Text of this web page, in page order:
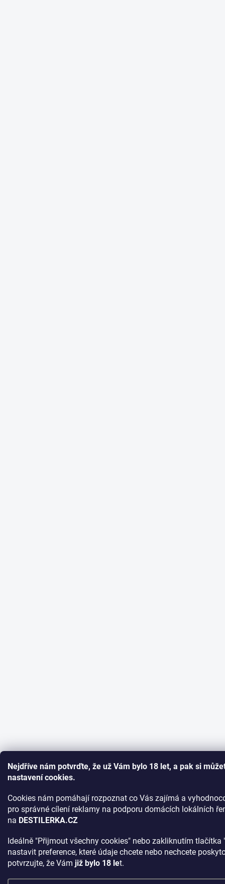
Nejdříve nám potvrďte, že už Vám bylo 18 let, a pak si
nastavení cookies.
Cookies nám pomáhají rozpoznat co Vás zajímá a
pro správné cílení reklamy na podporu domácích lokálních
na DESTILERKA.CZ
Ideálně "Přijmout všechny cookies" nebo zakliknutím tlačítka
nastavit preference, které údaje chcete nebo nechcete
potvrzujte, že Vám již bylo 18 let.